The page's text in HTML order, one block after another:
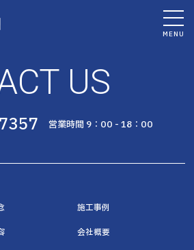
MENU
US
営業時間 9：00 - 18：00
施工事例
会社概要